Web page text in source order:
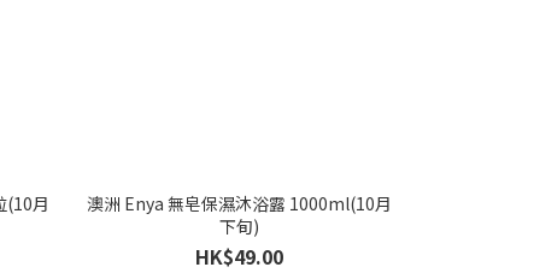
(10月
澳洲 Enya 無皂保濕沐浴露 1000ml(10月
下旬)
HK$49.00